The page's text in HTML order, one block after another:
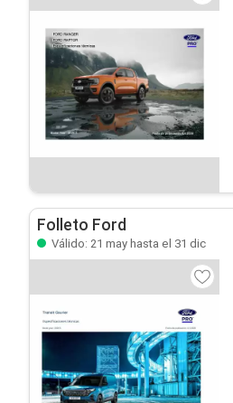
Folleto Ford
Válido: 21 may hasta el 31 dic